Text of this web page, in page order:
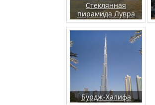
Стеклянная
пирамида Лувра
Бурдж-Халифа